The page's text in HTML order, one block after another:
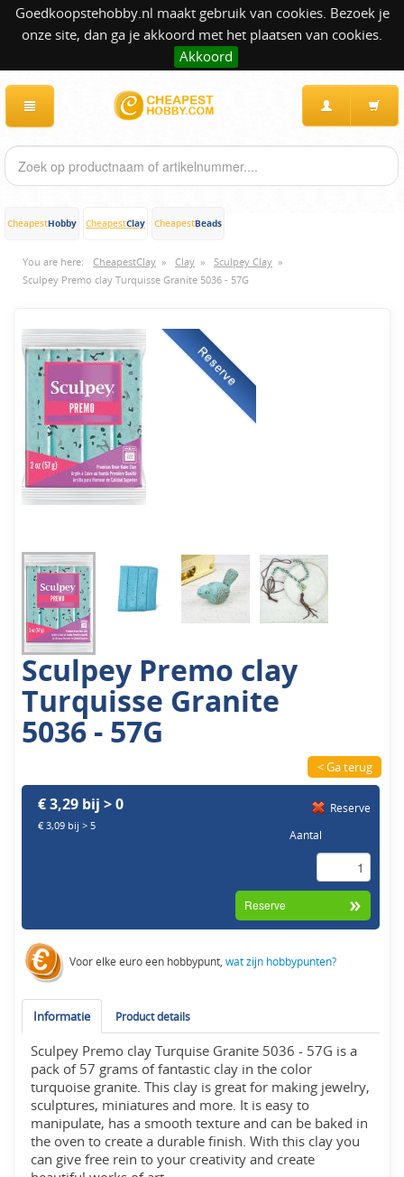
Goedkoopstehobby.nl maakt gebruik van cookies. Bezoek je
onze site, dan ga je akkoord met het plaatsen van cookies.
Akkoord
CheapestHobby CheapestClay CheapestBeads
You are here: CheapestClay » Clay » Sculpey Clay »
Sculpey Premo clay Turquisse Granite 5036 - 57G
Reserve
Sculpey Premo clay
Turquisse Granite
5036 - 57G
< Ga terug
€ 3,29 bij > 0
€ 3,09 bij > 5
Reserve
Aantal
Voor elke euro een hobbypunt,wat zijn hobbypunten?
Informatie Product details
Sculpey Premo clay Turquise Granite 5036 - 57G is a
pack of 57 grams of fantastic clay in the color
turquoise granite. This clay is great for making jewelry,
sculptures, miniatures and more. It is easy to
manipulate, has a smooth texture and can be baked in
the oven to create a durable finish. With this clay you
can give free rein to your creativity and create